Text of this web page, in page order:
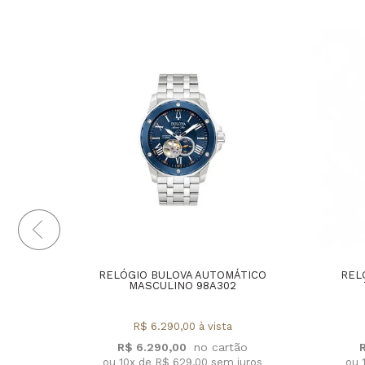
RELÓGIO BULOVA AUTOMÁTICO
MASCULINO 98A302
R$ 6.290,00
R$ 6.290,00 à vista
ou 10x de R$ 629,00 sem juros ou